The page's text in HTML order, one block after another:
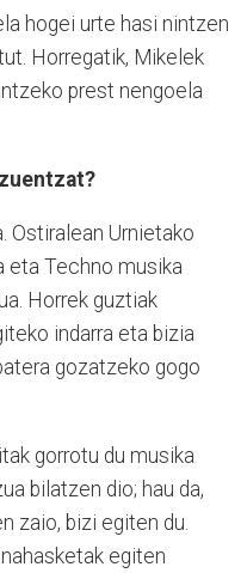
hogei urte hasi nintzen
Horregatik, Mikelek
prest nengoela
Ostiralean Urnietako
eta Techno musika
Horrek guztiak
indarra eta bizia
gozatzeko gogo
gorrotu du musika
bilatzen dio; hau da,
zaio, bizi egiten du.
egiten